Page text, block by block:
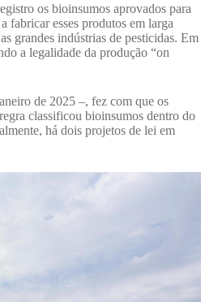
os bioinsumos aprovados para
fabricar esses produtos em larga
grandes indústrias de pesticidas. Em
a legalidade da produção “on
de 2025 –, fez com que os
classificou bioinsumos dentro do
há dois projetos de lei em